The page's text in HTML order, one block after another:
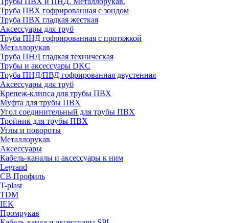
Труба ПВХ гофрированная с зондом
Труба ПВХ гладкая жесткая
Аксессуары для труб
Труба ПНД гофрированная с протяжкой
Металлорукав
Труба ПНД гладкая техническая
Трубы и аксессуары DKC
Труба ПНД/ПВД гофрированная двустенная
Аксессуары для труб
Крепеж-клипса для трубы ПВХ
Муфта для трубы ПВХ
Угол соединительный для трубы ПВХ
Тройник для трубы ПВХ
Углы и повороты
Металлорукав
Аксессуары
Кабель-каналы и аксессуары к ним
Legrand
СВ Профиль
T-plast
TDM
IEK
Промрукав